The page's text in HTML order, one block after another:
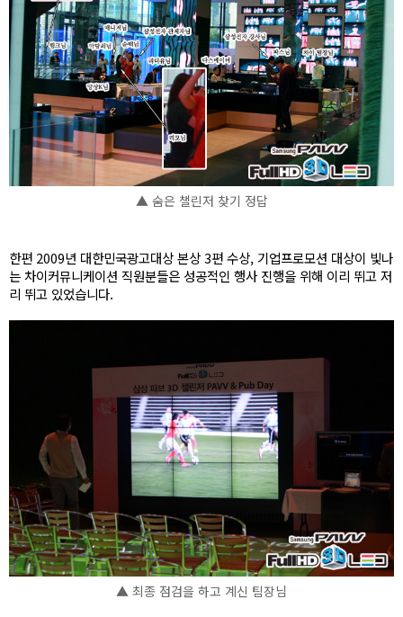
▲ 숨은 챌린저 찾기 정답
한편 2009년 대한민국광고대상 본상 3편 수상, 기업프로모션 대상이 빛나
는 차이커뮤니케이션 직원분들은 성공적인 행사 진행을 위해 이리 뛰고 저
리 뛰고 있었습니다.
▲ 최종 점검을 하고 계신 팀장님